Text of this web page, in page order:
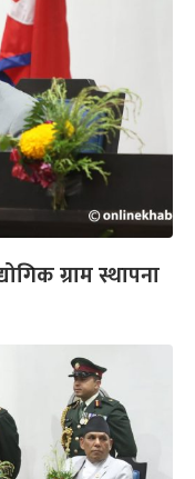
ग्राम स्थापना